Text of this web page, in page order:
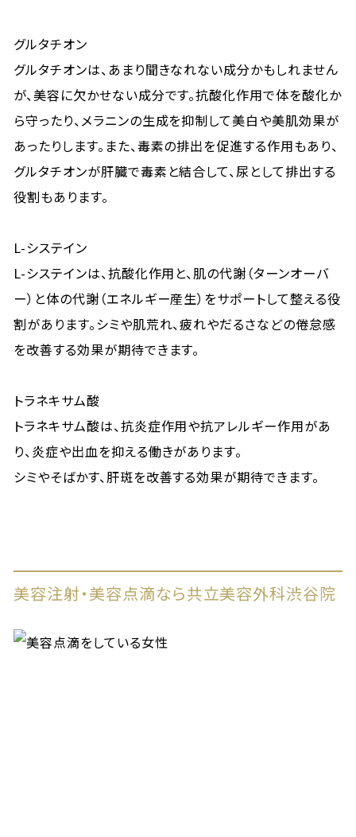
グルタチオン
グルタチオンは、あまり聞きなれない成分かもしれません
が、美容に欠かせない成分です。抗酸化作用で体を酸化か
ら守ったり、メラニンの生成を抑制して美白や美肌効果が
あったりします。また、毒素の排出を促進する作用もあり、
グルタチオンが肝臓で毒素と結合して、尿として排出する
役割もあります。
L-システイン
L-システインは、抗酸化作用と、肌の代謝（ターンオーバ
ー）と体の代謝（エネルギー産生）をサポートして整える役
割があります。シミや肌荒れ、疲れやだるさなどの倦怠感
を改善する効果が期待できます。
トラネキサム酸
トラネキサム酸は、抗炎症作用や抗アレルギー作用があ
り、炎症や出血を抑える働きがあります。
シミやそばかす、肝斑を改善する効果が期待できます。
美容注射・美容点滴なら共立美容外科渋谷院